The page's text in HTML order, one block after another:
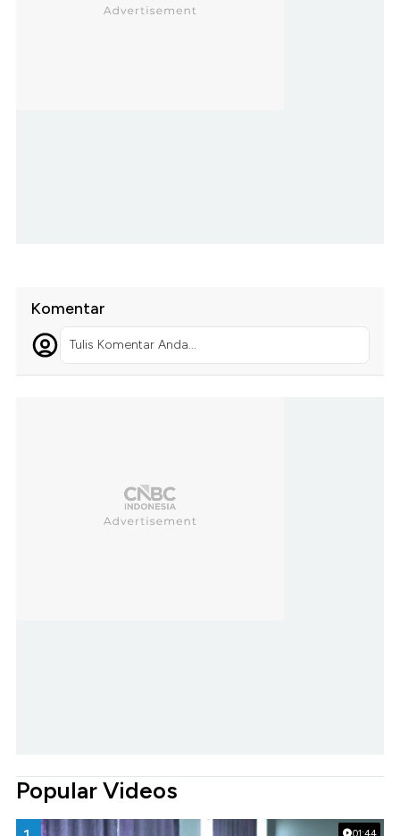
Komentar
Tulis Komentar Anda...
Popular Videos